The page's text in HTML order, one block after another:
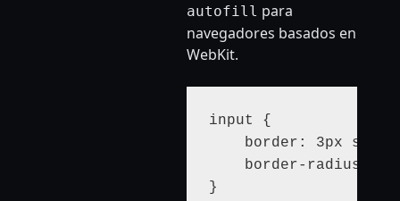
autofill para
navegadores basados en
WebKit.
input {
border: 3px
border-radius:
}